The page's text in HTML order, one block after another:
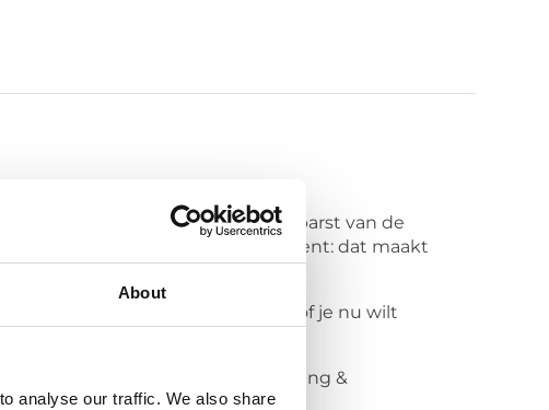
About
analyse our traffic. We also share
jezelf. Maar vaker nog omdat je barst van de
medewerker of ouder bent: dat maakt
en richting terug. Want of je nu wilt
werk | Relaties, samenwerking &